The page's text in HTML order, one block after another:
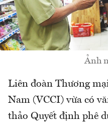
Ảnh
Liên đoàn Thương
Nam (VCCI) vừa có
thảo Quyết định phê